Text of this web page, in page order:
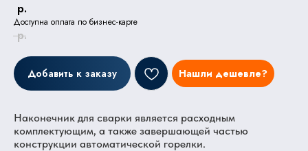
р.
Доступна оплата по бизнес-карте
р.
Добавить к заказу Нашли дешевле?
Наконечник для сварки является расходным
комплектующим, а также завершающей частью
конструкции автоматической горелки.